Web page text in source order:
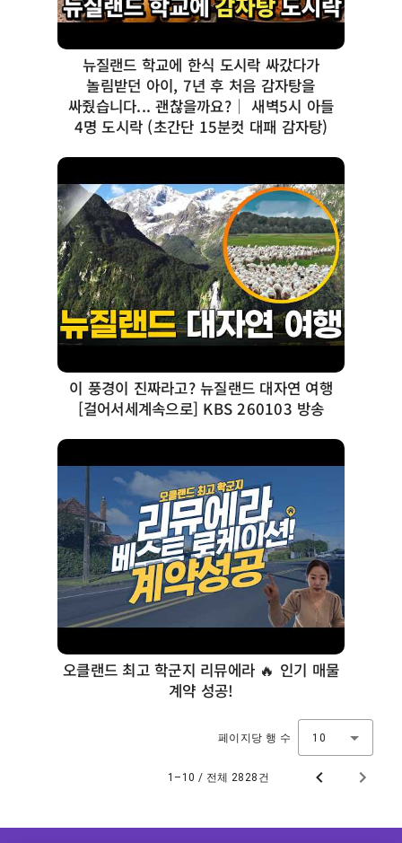
뉴질랜드 학교에 한식 도시락 싸갔다가
놀림받던 아이, 7년 후 처음 감자탕을
싸줬습니다... 괜찮을까요?│ 새벽5시 아들
4명 도시락 (초간단 15분컷 대패 감자탕)
이 풍경이 진짜라고? 뉴질랜드 대자연 여행
[걸어서세계속으로] KBS 260103 방송
오클랜드 최고 학군지 리뮤에라 🔥 인기 매물
계약 성공!
페이지당 행 수 10
1–10 / 전체 2828건